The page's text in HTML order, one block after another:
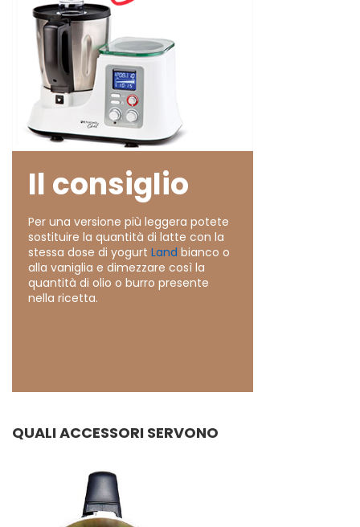
Il consiglio
Per una versione più leggera potete
sostituire la quantità di latte con la
stessa dose di yogurt Land bianco o
alla vaniglia e dimezzare così la
quantità di olio o burro presente
nella ricetta.
QUALI ACCESSORI SERVONO